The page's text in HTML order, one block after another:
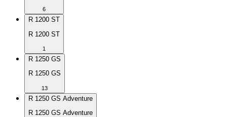
6
R 1200 ST
R 1200 ST
1
R 1250 GS
R 1250 GS
13
R 1250 GS Adventure
R 1250 GS Adventure